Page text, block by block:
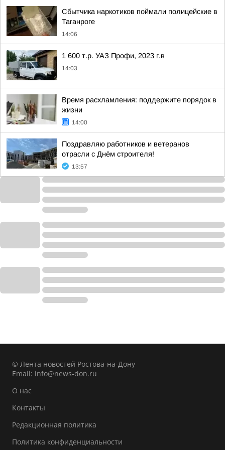
Сбытчика наркотиков поймали полицейские в
Таганроге
14:06
1 600 т.р. УАЗ Профи, 2023 г.в
14:03
Время расхламления: поддержите порядок в
жизни
14:00
Поздравляю работников и ветеранов
отрасли с Днём строителя!
13:57
© Лента новостей Ростова-на-Дону
Email: info@news-don.ru
О нас
Контакты
Редакционная политика
Политика конфиденциальности